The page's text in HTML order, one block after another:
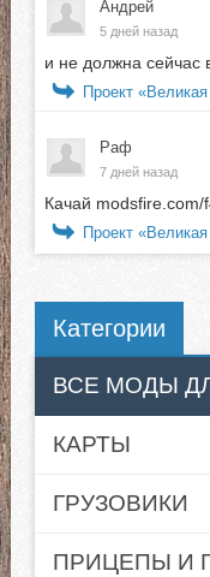
Андрей
5 дней назад
и не должна сейчас
Проект
Раф
7 дней назад
Качай modsfire.com/
Проект
Категории
ВСЕ МОДЫ
КАРТЫ
ГРУЗОВИКИ
ПРИЦЕПЫ И